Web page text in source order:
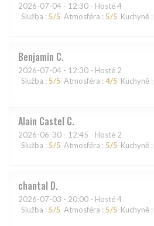
2026-07-04 - 12:30 - Hosté 4
Služba : 5/5 Atmosféra : 5/5 Kuchyně :
Benjamin C
2026-07-04 - 12:30 - Hosté 2
Služba : 5/5 Atmosféra : 4/5 Kuchyně :
Alain Castel C
2026-06-30 - 12:45 - Hosté 2
Služba : 5/5 Atmosféra : 5/5 Kuchyně :
chantal D
2026-07-03 - 20:00 - Hosté 4
Služba : 5/5 Atmosféra : 5/5 Kuchyně :